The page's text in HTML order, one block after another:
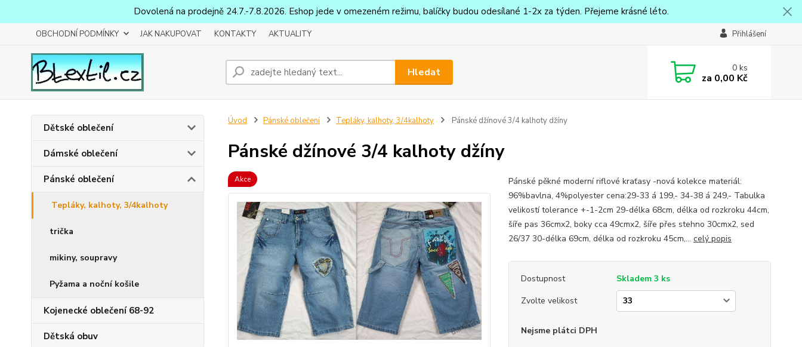
Dovolená na prodejně 24.7.-7.8.2026. Eshop jede v omezeném režimu, balíčky budou odesílané 1-2x za týden. Přejeme krásné léto.
OBCHODNÍ PODMÍNKY JAK NAKUPOVAT KONTAKTY AKTUALITY Přihlášení
Hledat 0ks
za 0,00 Kč
Dětské oblečení
Dámské oblečení
Pánské oblečení
Tepláky, kalhoty, 3/4kalhoty
trička
mikiny, soupravy
Pyžama a noční košile
Kojenecké oblečení 68-92
Dětská obuv
Úvod Pánské oblečení Tepláky, kalhoty, 3/4kalhoty Pánské džínové 3/4 kalhoty džíny
Pánské džínové 3/4 kalhoty džíny
Akce
Pánské pěkné moderní riflové kraťasy -nová kolekce materiál:
96%bavlna, 4%polyester cena:29-33 á 199,- 34-38 á 249,- Tabulka
velikostí tolerance +-1-2cm 29-délka 68cm, délka od rozkroku 44cm,
šíře pas 36cmx2, boky cca 49cmx2, šíře přes stehno 30cmx2, sed
26/37 30-délka 69cm, délka od rozkroku 45cm,... celý popis
Dostupnost
Skladem 3 ks
Zvolte velikost
Nejsme plátci DPH